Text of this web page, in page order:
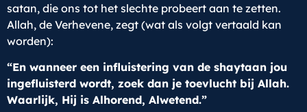
satan, die ons tot het slechte probeert aan te zetten.
Allah, de Verhevene, zegt (wat als volgt vertaald kan
worden):
“En wanneer een influistering van de shaytaan jou
ingefluisterd wordt, zoek dan je toevlucht bij Allah.
Waarlijk, Hij is Alhorend, Alwetend.”